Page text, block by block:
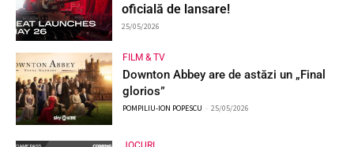
oficială de lansare!
25/05/2026
FILM & TV
Downton Abbey are de astăzi un „Final
glorios”
POMPILIU-ION POPESCU - 25/05/2026